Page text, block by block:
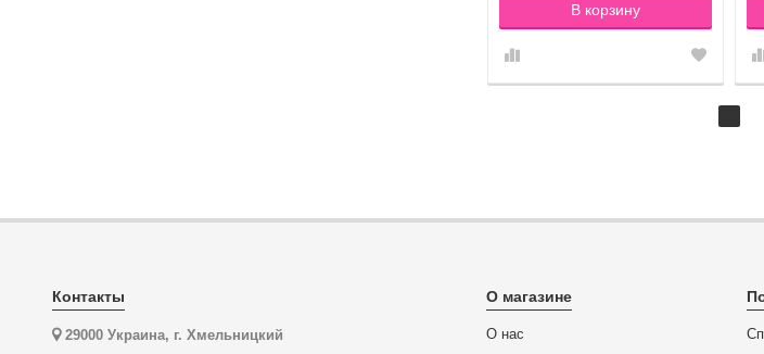
В корзину
Контакты
29000 Украина, г. Хмельницкий
О магазине
О нас